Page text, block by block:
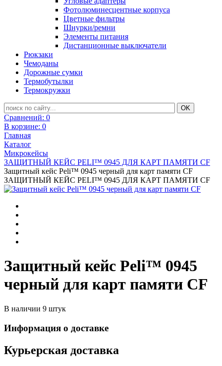
Фотолюминесцентные корпуса
Цветные фильтры
Шнурки/ремни
Элементы питания
Дистанционные выключатели
Рюкзаки
Чемоданы
Дорожные сумки
Термобутылки
Термокружки
Сравнений: 0
В корзине: 0
Главная
Каталог
Микрокейсы
ЗАЩИТНЫЙ КЕЙС PELI™ 0945 ДЛЯ КАРТ ПАМЯТИ CF
Защитный кейс Peli™ 0945 черный для карт памяти CF
ЗАЩИТНЫЙ КЕЙС PELI™ 0945 ДЛЯ КАРТ ПАМЯТИ CF
Защитный кейс Peli™ 0945
черный для карт памяти CF
В наличии 9 штук
Информация о доставке
Курьерская доставка